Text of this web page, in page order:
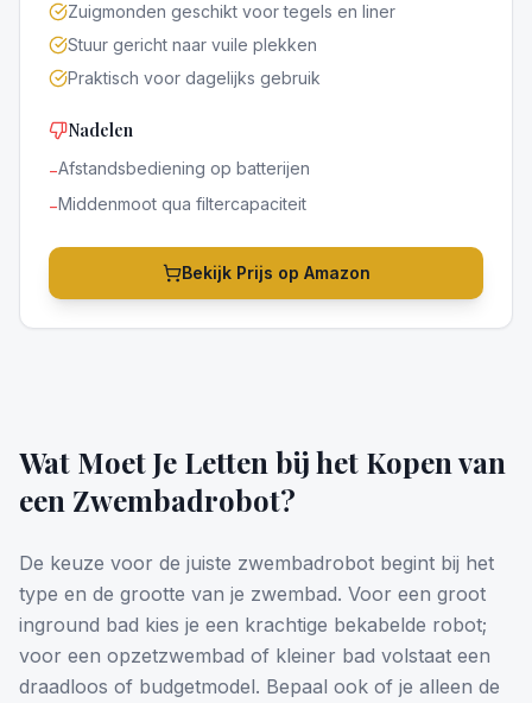
Zuigmonden geschikt voor tegels en liner
Stuur gericht naar vuile plekken
Praktisch voor dagelijks gebruik
Nadelen
−Afstandsbediening op batterijen
−Middenmoot qua filtercapaciteit
Bekijk Prijs op Amazon
Wat Moet Je Letten bij het Kopen van
een Zwembadrobot?
De keuze voor de juiste zwembadrobot begint bij het
type en de grootte van je zwembad. Voor een groot
inground bad kies je een krachtige bekabelde robot;
voor een opzetzwembad of kleiner bad volstaat een
draadloos of budgetmodel. Bepaal ook of je alleen de